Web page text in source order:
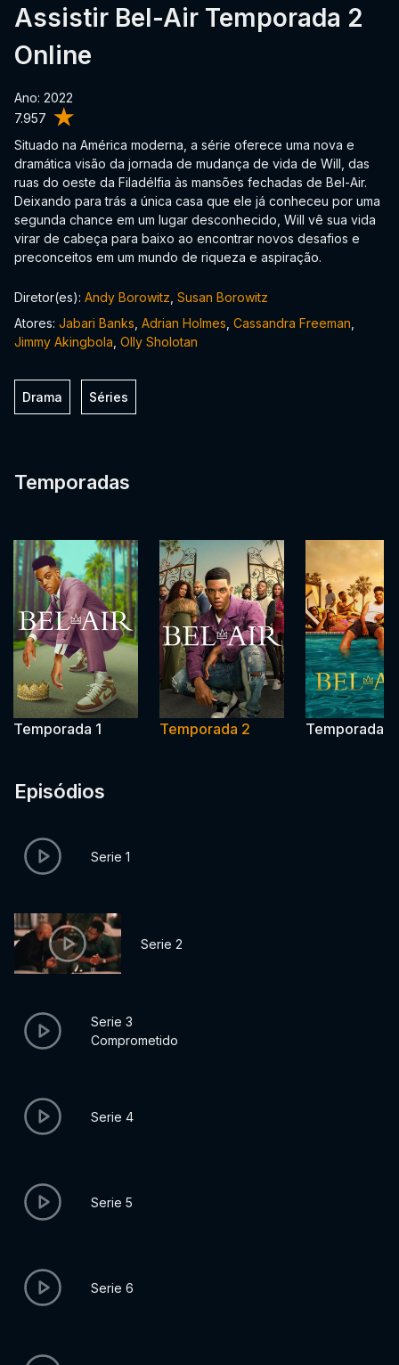
7.957
Assistir Bel-Air Temporada 2
Online
Ano: 2022
Situado na América moderna, a série oferece uma nova e
dramática visão da jornada de mudança de vida de Will, das
ruas do oeste da Filadélfia às mansões fechadas de Bel-Air.
Deixando para trás a única casa que ele já conheceu por uma
segunda chance em um lugar desconhecido, Will vê sua vida
virar de cabeça para baixo ao encontrar novos desafios e
preconceitos em um mundo de riqueza e aspiração.
Diretor(es): Andy Borowitz Susan Borowitz
Atores: Jabari Banks Adrian Holmes Cassandra Freeman
Jimmy Akingbola Olly Sholotan
Drama Séries
Temporadas
Temporada 1 Temporada 2 Temporada 3
Episódios
Serie 1
Serie 2
Serie 3
Comprometido
Serie 4
Serie 5
Serie 6